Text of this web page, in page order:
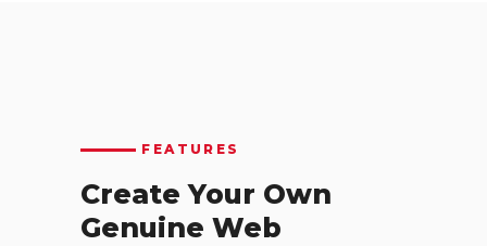
FEATURES
Create Your Own
Genuine Web